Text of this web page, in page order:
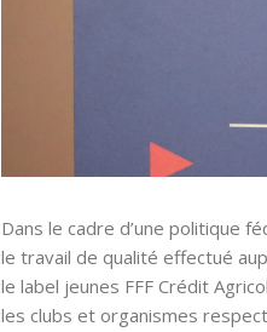
Dans le cadre d’une politique
le travail de qualité effectué
le label jeunes FFF Crédit
les clubs et organismes